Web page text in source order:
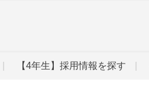
【4年生】採用情報を探す